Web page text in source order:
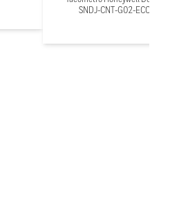
SNDJ-CNT-G02-ECC